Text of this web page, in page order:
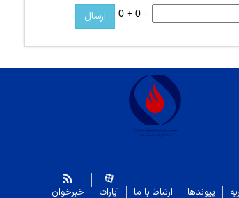
0 + 0 =
پیوندها ارتباط با ما آپارات خبرخوان